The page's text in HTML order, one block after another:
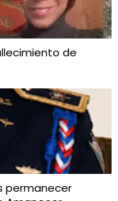
de
permanecer